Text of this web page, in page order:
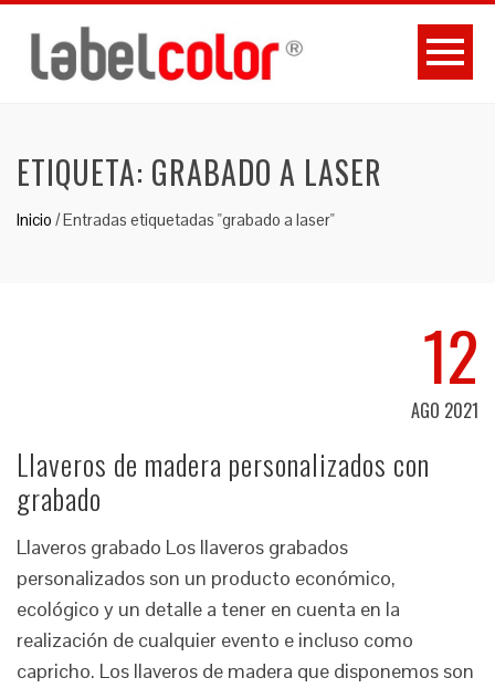
ETIQUETA: GRABADO A LASER
Inicio /Entradas etiquetadas "grabado a laser"
12
AGO 2021
Llaveros de madera personalizados con
grabado
Llaveros grabado Los llaveros grabados
personalizados son un producto económico,
ecológico y un detalle a tener en cuenta en la
realización de cualquier evento e incluso como
capricho. Los llaveros de madera que disponemos son